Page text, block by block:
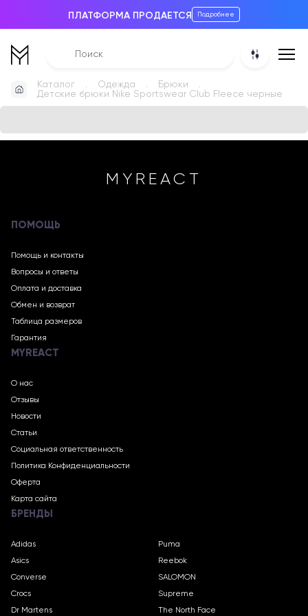
ПЛАТФОРМА ПРОДАЕТСЯ Подробнее
Каталог Одежда
Брюки
Детские брюки Nike Sportswear Club Fleece черные
MYREACT
ПОМОЩЬ
Помощь и контакты
Вопросы и ответы
Оплата и доставка
Обмен и возврат
Таблица размеров
Гарантия
MYREACT
О нас
Отзывы
Новости
Статьи
Социальная ответственность
Политика Конфиденциальности
Оферта
Карта сайта
БРЕНДЫ
Adidas
Asics
Converse
Crocs
Dr Martens
Puma
Reebok
SALOMON
Supreme
The North Face